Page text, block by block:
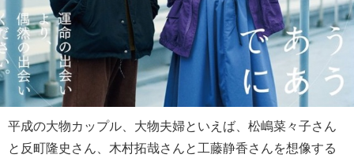
平成の大物カップル、大物夫婦といえば、松嶋菜々子さん
と反町隆史さん、木村拓哉さんと工藤静香さんを想像する